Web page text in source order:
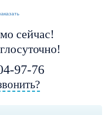
сейчас!
97-76